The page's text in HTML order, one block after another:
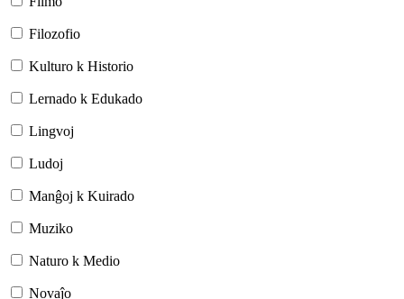
Filozofio
Kulturo k Historio
Lernado k Edukado
Lingvoj
Ludoj
Manĝoj k Kuirado
Muziko
Naturo k Medio
Novaĵo